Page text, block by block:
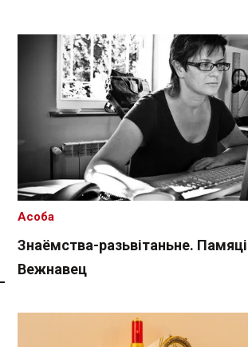
Знаёмства-разьвітаньне.
Вежнавец
Асоба